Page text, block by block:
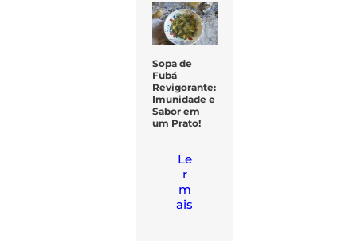
Sopa de
Fubá
Revigorante:
Imunidade e
Sabor em
um Prato!
Le
r
m
ais